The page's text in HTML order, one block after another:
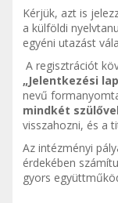
Kérjük, azt is
a külföldi
egyéni utazást
A regisztrációt
„Jelentkezési
nevű
mindkét
visszahozni, és a
Az intézményi
érdekében
gyors